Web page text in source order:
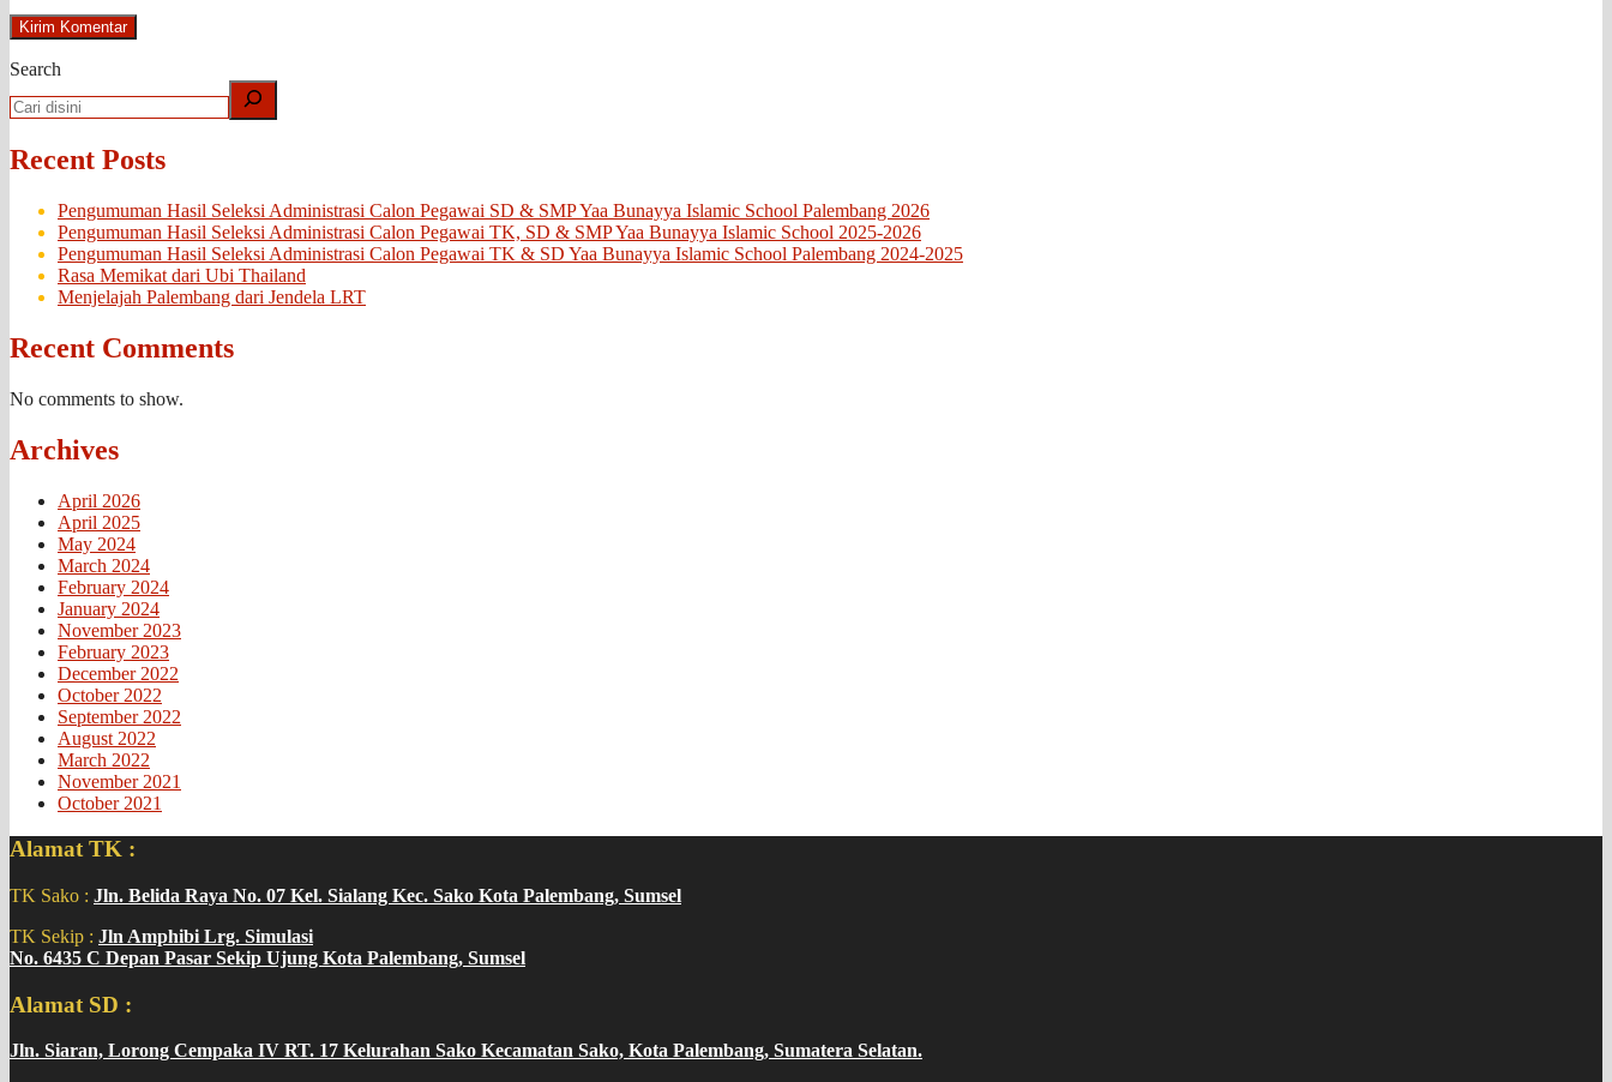
Search
Recent Posts
Pengumuman Hasil Seleksi Administrasi Calon Pegawai SD & SMP Yaa Bunayya Islamic School Palembang 2026
Pengumuman Hasil Seleksi Administrasi Calon Pegawai TK, SD & SMP Yaa Bunayya Islamic School 2025-2026
Pengumuman Hasil Seleksi Administrasi Calon Pegawai TK & SD Yaa Bunayya Islamic School Palembang 2024-2025
Rasa Memikat dari Ubi Thailand
Menjelajah Palembang dari Jendela LRT
Recent Comments
No comments to show.
Archives
April 2026
April 2025
May 2024
March 2024
February 2024
January 2024
November 2023
February 2023
December 2022
October 2022
September 2022
August 2022
March 2022
November 2021
October 2021
Alamat TK :
TK Sako : Jln. Belida Raya No. 07 Kel. Sialang Kec. Sako Kota Palembang, Sumsel
TK Sekip : Jln Amphibi Lrg. Simulasi
No. 6435 C Depan Pasar Sekip Ujung Kota Palembang, Sumsel
Alamat SD :
Jln. Siaran, Lorong Cempaka IV RT. 17 Kelurahan Sako Kecamatan Sako, Kota Palembang, Sumatera Selatan.